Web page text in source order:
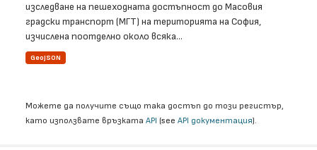
изследване на пешеходната достъпност до Масовия
градски транспорт (МГТ) на територията на София,
изчислена поотделно около всяка...
GeoJSON
Можете да получите също така достъп до този регистър,
като използвате връзката API (see API документация).